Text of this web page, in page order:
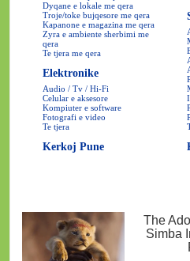
Dyqane e lokale me qera
Troje/toke bujqesore me qera
Kapanone e magazina me qera
Zyra e ambiente sherbimi me
qera
Te tjera me qera
Elektronike
Audio / Tv / Hi-Fi
Celular e aksesore
Kompiuter e software
Fotografi e video
Te tjera
Kerkoj Pune